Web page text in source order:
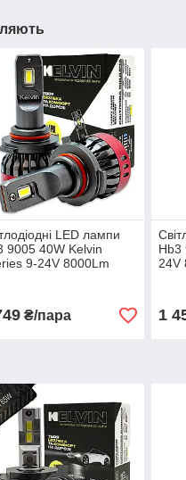
LED лампи
9005 40W Kelvin
9-24V 8000Lm
₴/пара
Hb3
24V
1